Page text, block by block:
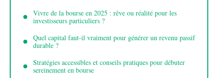
Vivre de la bourse en 2025 : rêve ou réalité pour les
investisseurs particuliers ?
Quel capital faut-il vraiment pour générer un revenu passif
durable ?
Stratégies accessibles et conseils pratiques pour débuter
sereinement en bourse